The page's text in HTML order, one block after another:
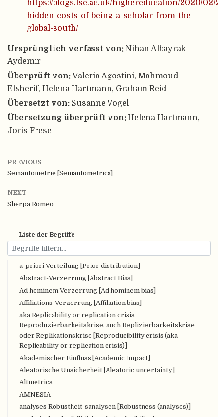
Liste der Begriffe
a-priori Verteilung [Prior distribution]
Abstract-Verzerrung [Abstract Bias]
Ad hominem Verzerrung [Ad hominem bias]
Affiliations-Verzerrung [Affiliation bias]
aka Replicability or replication crisis
Reproduzierbarkeitskrise, auch Replizierbarkeitskrise
oder Replikationskrise [Reproducibility crisis (aka
Replicability or replication crisis)]
Akademischer Einfluss [Academic Impact]
Aleatorische Unsicherheit [Aleatoric uncertainty]
Altmetrics
AMNESIA
analyses Robustheit-sanalysen [Robustness (analyses)]
https://blogs.lse.ac.uk/highereducation/2020/
hidden-costs-of-being-a-scholar-from-the-
global-south/
Ursprünglich verfasst von: Nihan Albayrak-
Aydemir
Überprüft von: Valeria Agostini, Mahmoud
Elsherif, Helena Hartmann, Graham Reid
Übersetzt von: Susanne Vogel
Übersetzung überprüft von: Helena Hartmann,
Joris Frese
PREVIOUS
Semantometrie [Semantometrics]
NEXT
Sherpa Romeo